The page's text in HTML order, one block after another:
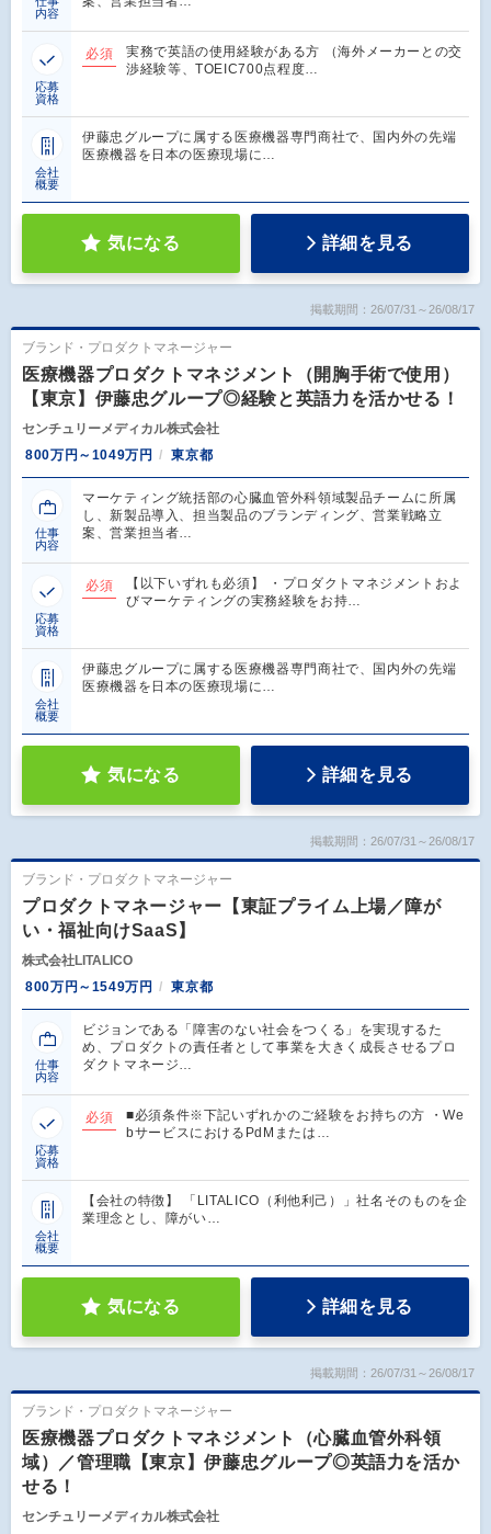
内容
応募
資格
必須
実務で英語の使用経験がある方 （海外メーカーとの交
渉経験等、TOEIC700点程度…
会社
概要
伊藤忠グループに属する医療機器専門商社で、国内外の先端
医療機器を日本の医療現場に…
気になる 詳細を見る
掲載期間：26/07/31～26/08/17
ブランド・プロダクトマネージャー
医療機器プロダクトマネジメント（開胸手術で使用）
【東京】伊藤忠グループ◎経験と英語力を活かせる！
センチュリーメディカル株式会社
800万円～1049万円
東京都
仕事
内容
マーケティング統括部の心臓血管外科領域製品チームに所属
し、新製品導入、担当製品のブランディング、営業戦略立
案、営業担当者…
応募
資格
必須
【以下いずれも必須】 ・プロダクトマネジメントおよ
びマーケティングの実務経験をお持…
会社
概要
伊藤忠グループに属する医療機器専門商社で、国内外の先端
医療機器を日本の医療現場に…
気になる 詳細を見る
掲載期間：26/07/31～26/08/17
ブランド・プロダクトマネージャー
プロダクトマネージャー【東証プライム上場／障が
い・福祉向けSaaS】
株式会社LITALICO
800万円～1549万円
東京都
仕事
内容
ビジョンである「障害のない社会をつくる」を実現するた
め、プロダクトの責任者として事業を大きく成長させるプロ
ダクトマネージ…
応募
資格
必須
■必須条件※下記いずれかのご経験をお持ちの方 ・We
bサービスにおけるPdMまたは…
会社
概要
【会社の特徴】 「LITALICO（利他利己）」社名そのものを企
業理念とし、障がい…
気になる 詳細を見る
掲載期間：26/07/31～26/08/17
ブランド・プロダクトマネージャー
医療機器プロダクトマネジメント（心臓血管外科領
域）／管理職【東京】伊藤忠グループ◎英語力を活か
せる！
センチュリーメディカル株式会社